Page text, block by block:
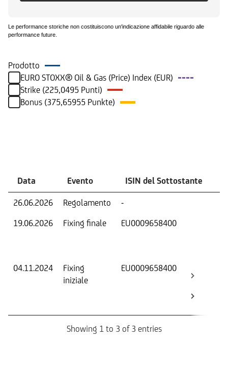
Le performance storiche non costituiscono un'indicazione affidabile riguardo alle
performance future.
Prodotto
EURO STOXX® Oil & Gas (Price) Index (EUR)
Strike (225,0495 Punti)
Bonus (375,65955 Punkte)
Data Evento ISIN del Sottostante
26.06.2026 Regolamento -
19.06.2026
Fixing finale EU0009658400
04.11.2024
Fixing
iniziale
EU0009658400
Showing 1 to 3 of 3 entries